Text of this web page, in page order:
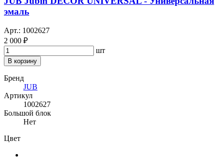
эмаль
Арт.: 1002627
2 000 ₽
шт
В корзину
Бренд
JUB
Артикул
1002627
Большой блок
Нет
Цвет